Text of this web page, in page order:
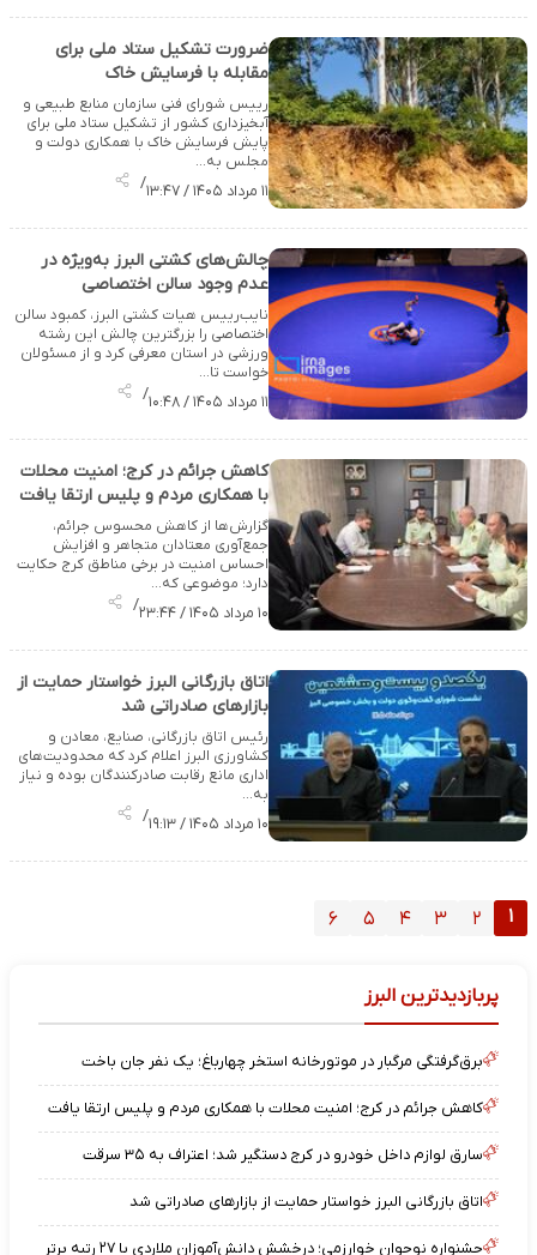
ضرورت تشکیل ستاد ملی برای
مقابله با فرسایش خاک
رییس شورای فنی سازمان منابع طبیعی و
آبخیزداری کشور از تشکیل ستاد ملی برای
پایش فرسایش خاک با همکاری دولت و
مجلس به…
۱۱ مرداد ۱۴۰۵ / ۱۳:۴۷ /
چالش‌های کشتی البرز به‌ویژه در
عدم وجود سالن اختصاصی
نایب‌رییس هیات کشتی البرز، کمبود سالن
اختصاصی را بزرگترین چالش این رشته
ورزشی در استان معرفی کرد و از مسئولان
خواست تا…
۱۱ مرداد ۱۴۰۵ / ۱۰:۴۸ /
کاهش جرائم در کرج؛ امنیت محلات
با همکاری مردم و پلیس ارتقا یافت
گزارش‌ها از کاهش محسوس جرائم،
جمع‌آوری معتادان متجاهر و افزایش
احساس امنیت در برخی مناطق کرج حکایت
دارد؛ موضوعی که…
۱۰ مرداد ۱۴۰۵ / ۲۳:۴۴ /
اتاق بازرگانی البرز خواستار حمایت از
بازارهای صادراتی شد
رئیس اتاق بازرگانی، صنایع، معادن و
کشاورزی البرز اعلام کرد که محدودیت‌های
اداری مانع رقابت صادرکنندگان بوده و نیاز
به…
۱۰ مرداد ۱۴۰۵ / ۱۹:۱۳ /
۱ ۲ ۳ ۴ ۵ ۶
پربازدیدترین البرز
برق‌گرفتگی مرگبار در موتورخانه استخر چهارباغ؛ یک نفر جان باخت
کاهش جرائم در کرج؛ امنیت محلات با همکاری مردم و پلیس ارتقا یافت
سارق لوازم داخل خودرو در کرج دستگیر شد؛ اعتراف به ۳۵ سرقت
اتاق بازرگانی البرز خواستار حمایت از بازارهای صادراتی شد
جشنواره نوجوان خوارزمی؛ درخشش دانش‌آموزان ملاردی با ۲۷ رتبه برتر